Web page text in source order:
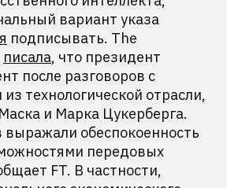
вариант указа
подписывать. The
писала, что президент
после разговоров с
технологической отрасли,
и Марка Цукерберга.
выражали обеспокоенность
передовых
FT. В частности,